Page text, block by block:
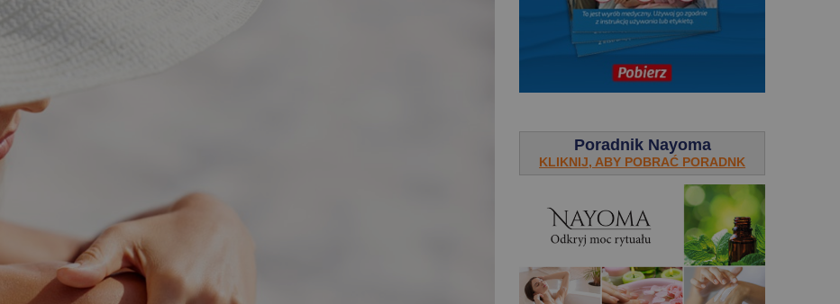
Poradnik Nayoma
KLIKNIJ, ABY POBRAĆ PORADNK